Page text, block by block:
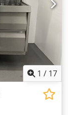
1 / 17